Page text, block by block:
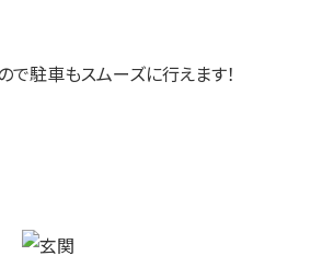
で駐車もスムーズに行えます！